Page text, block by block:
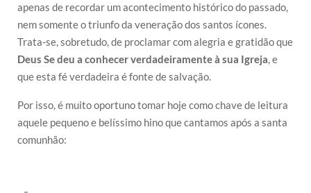
apenas de recordar um acontecimento histórico do passado,
nem somente o triunfo da veneração dos santos ícones.
Trata-se, sobretudo, de proclamar com alegria e gratidão que
Deus Se deu a conhecer verdadeiramente à sua Igreja, e
que esta fé verdadeira é fonte de salvação.
Por isso, é muito oportuno tomar hoje como chave de leitura
aquele pequeno e belíssimo hino que cantamos após a santa
comunhão: